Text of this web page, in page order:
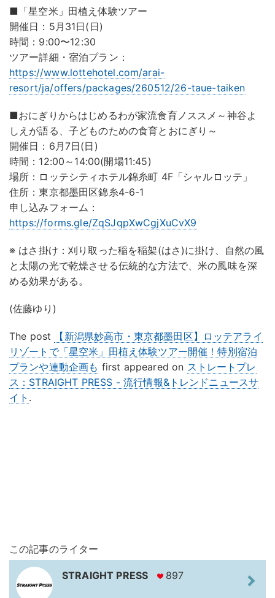
■「星空米」田植え体験ツアー
開催日：5月31日(日)
時間：9:00〜12:30
ツアー詳細・宿泊プラン：
https://www.lottehotel.com/arai-
resort/ja/offers/packages/260512/26-taue-taiken
■おにぎりからはじめるわが家流食育ノススメ～神谷よ
しえが語る、子どものための食育とおにぎり～
開催日：6月7日(日)
時間：12:00～14:00(開場11:45)
場所：ロッテシティホテル錦糸町 4F「シャルロッテ」
住所：東京都墨田区錦糸4-6-1
申し込みフォーム：
https://forms.gle/ZqSJqpXwCgjXuCvX9
※ はさ掛け：刈り取った稲を稲架(はさ)に掛け、自然の風
と太陽の光で乾燥させる伝統的な方法で、米の風味を深
める効果がある。
(佐藤ゆり)
The post
【新潟県妙⾼市・東京都墨田区】ロッテアライ
リゾートで「星空米」田植え体験ツアー開催！特別宿泊
プランや連動企画も first appeared on ストレートプレ
ス：STRAIGHT PRESS - 流行情報&トレンドニュースサ
イト .
この記事のライター
STRAIGHT PRESS 897